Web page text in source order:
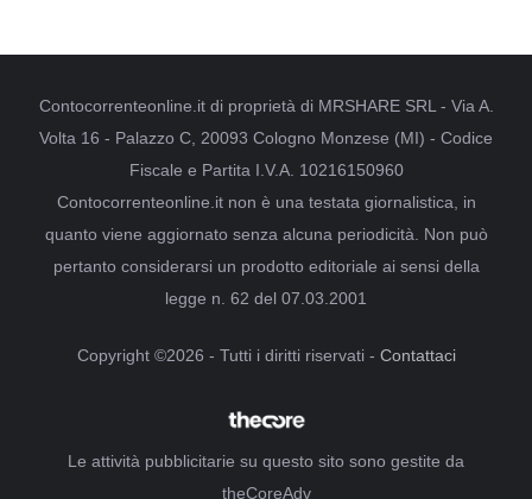
Contocorrenteonline.it di proprietà di MRSHARE SRL - Via A.
Volta 16 - Palazzo C, 20093 Cologno Monzese (MI) - Codice
Fiscale e Partita I.V.A. 10216150960
Contocorrenteonline.it non è una testata giornalistica, in
quanto viene aggiornato senza alcuna periodicità. Non può
pertanto considerarsi un prodotto editoriale ai sensi della
legge n. 62 del 07.03.2001
Copyright ©2026 - Tutti i diritti riservati - Contattaci
Le attività pubblicitarie su questo sito sono gestite da
theCoreAdv